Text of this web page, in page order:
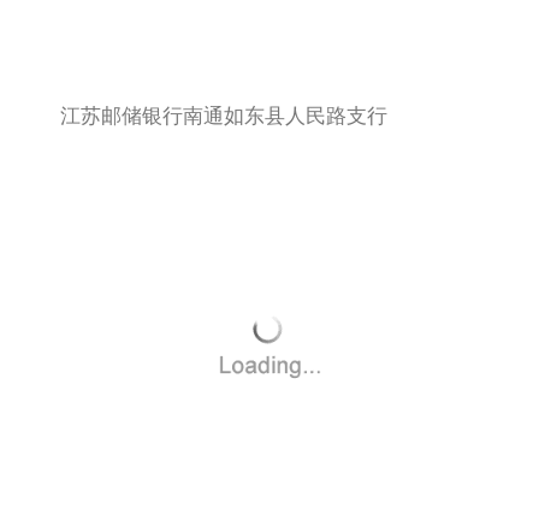
江苏邮储银行南通如东县人民路支行